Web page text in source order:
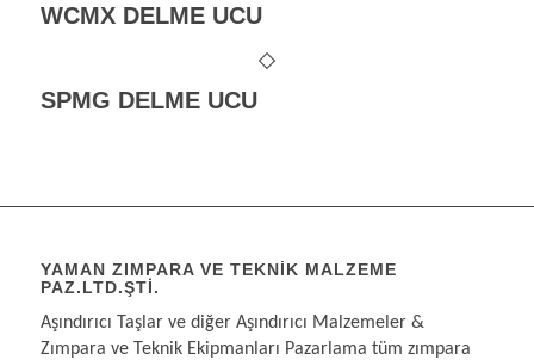
WCMX DELME UCU
SPMG DELME UCU
YAMAN ZIMPARA VE TEKNIK MALZEME
PAZ.LTD.ŞTI.
Aşındırıcı Taşlar ve diğer Aşındırıcı Malzemeler &
Zımpara ve Teknik Ekipmanları Pazarlama tüm zımpara